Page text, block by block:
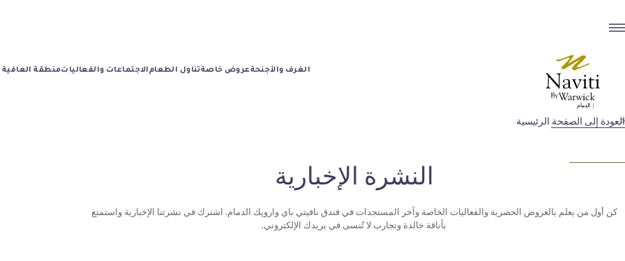
الغرف والأجنحةعروض خاصةتناول الطعامالاجتماعات والفعالياتمنطقة العافية
النشرة الإخبارية
كن أول من يعلم بالعروض الحصرية والفعاليات الخاصة وآخر المستجدات في فندق نافيتي باي وارويك الدمام. اشترك في نشرتنا الإخبارية واستمتع
بأناقة خالدة وتجارب لا تُنسى في بريدك الإلكتروني.
العودة إلى الصفحة الرئيسية